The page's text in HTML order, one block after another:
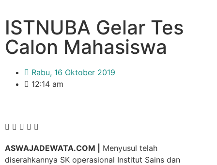
ISTNUBA Gelar Tes
Calon Mahasiswa
Rabu, 16 Oktober 2019
12:14 am
ASWAJADEWATA.COM |
Menyusul telah
diserahkannya SK operasional Institut Sains dan